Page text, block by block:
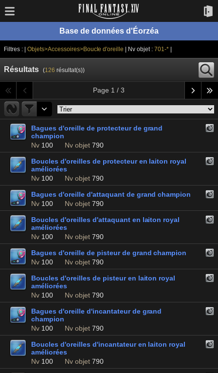
Base de données d'Éorzéa
Filtres : | Objets>Accessoires>Boucle d'oreille | Nv objet :701-*
Résultats (126 résultat(s))
Page 1 / 3
Bagues d'oreille de protecteur de grand
champion
Nv 100 Nv objet 790
Boucles d'oreilles de protecteur en laiton royal
améliorées
Nv 100 Nv objet 790
Bagues d'oreille d'attaquant de grand champion
Nv 100 Nv objet 790
Boucles d'oreilles d'attaquant en laiton royal
améliorées
Nv 100 Nv objet 790
Bagues d'oreille de pisteur de grand champion
Nv 100 Nv objet 790
Boucles d'oreilles de pisteur en laiton royal
améliorées
Nv 100 Nv objet 790
Bagues d'oreille d'incantateur de grand
champion
Nv 100 Nv objet 790
Boucles d'oreilles d'incantateur en laiton royal
améliorées
Nv 100 Nv objet 790